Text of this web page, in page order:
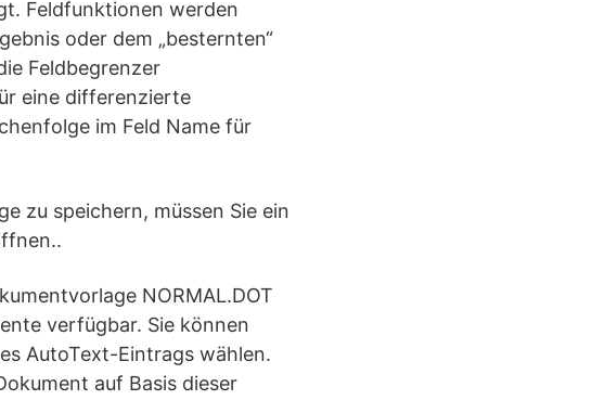
Feldfunktionen werden
oder dem „besternten“
Feldbegrenzer
eine differenzierte
im Feld Name für
zu speichern, müssen Sie ein
NORMAL.DOT
verfügbar. Sie können
AutoText-Eintrags wählen.
auf Basis dieser